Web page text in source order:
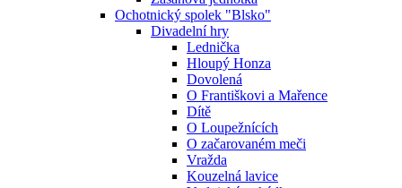
Ochotnický spolek "Blsko"
Divadelní hry
Lednička
Hloupý Honza
Dovolená
O Františkovi a Mařence
Dítě
O Loupežnících
O začarovaném meči
Vražda
Kouzelná lavice